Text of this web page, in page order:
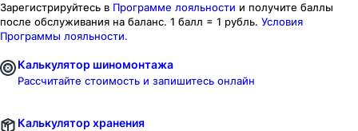
Зарегистрируйтесь в Программе лояльности и получите баллы
после обслуживания на баланс. 1 балл = 1 рубль. Условия
Программы лояльности.
Калькулятор шиномонтажа
Рассчитайте стоимость и запишитесь онлайн
Калькулятор хранения